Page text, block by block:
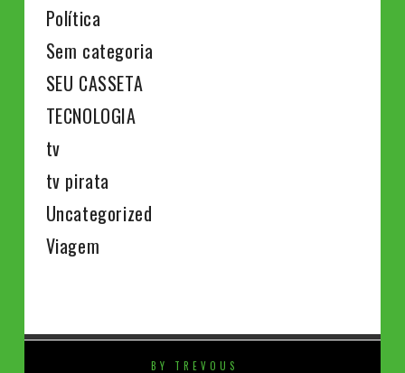
Política
Sem categoria
SEU CASSETA
TECNOLOGIA
tv
tv pirata
Uncategorized
Viagem
BY TREVOUS